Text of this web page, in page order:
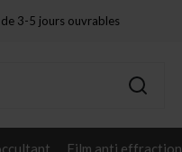
3-5 jours ouvrables
Film anti effraction